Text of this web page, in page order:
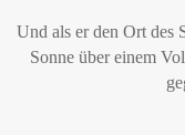
Und als er den Ort des
Sonne über einem